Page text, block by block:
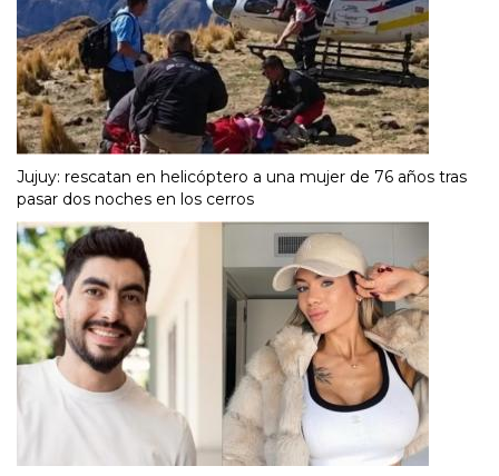
Jujuy: rescatan en helicóptero a una mujer de 76 años tras
pasar dos noches en los cerros